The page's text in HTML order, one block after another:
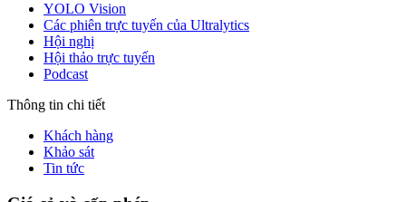
YOLO Vision
Các phiên trực tuyến của Ultralytics
Hội nghị
Hội thảo trực tuyến
Podcast
Thông tin chi tiết
Khách hàng
Khảo sát
Tin tức